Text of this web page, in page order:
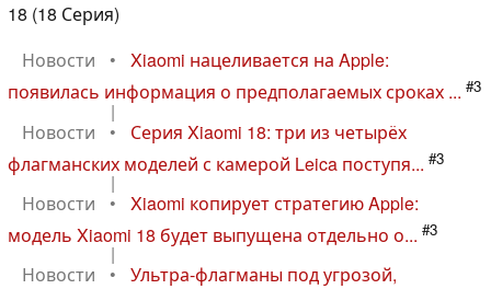
18 (18 Серия)
Новости
•
Xiaomi нацеливается на Apple:
появилась информация о предполагаемых сроках ... #3
|
Новости
•
Серия Xiaomi 18: три из четырёх
флагманских моделей с камерой Leica поступя... #3
|
Новости
•
Xiaomi копирует стратегию Apple:
модель Xiaomi 18 будет выпущена отдельно о... #3
|
Новости
•
Ультра-флагманы под угрозой,